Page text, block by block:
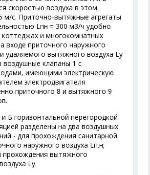
скоростью воздуха в этом
м/с. Приточно-вытяжные агрегаты
Lпн = 300 м3/ч удобно
коттеджах и многокомнатных
входе приточного наружного
и удаляемого вытяжного воздуха Lу
воздушные клапаны 1 с
имеющими электрическую
электродвигателя
приточного 8 и вытяжного 9
Б горизонтальной перегородкой
разделены на два воздушных
- для прохождения санитарной
наружного воздуха Lп.н;
прохождения вытяжного
Lу.